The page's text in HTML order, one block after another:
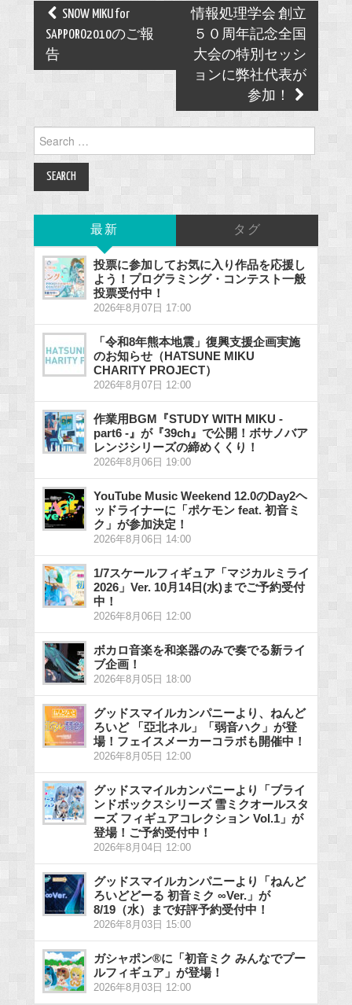
Post
navigation
SNOW MIKU for
SAPPORO2010のご報
告
情報処理学会 創立
５０周年記念全国
大会の特別セッシ
ョンに弊社代表が
参加！
Search
for:
最新 タグ
投票に参加してお気に入り作品を応援し
よう！プログラミング・コンテスト一般
投票受付中！
2026年8月07日 17:00
「令和8年熊本地震」復興支援企画実施
のお知らせ（HATSUNE MIKU
CHARITY PROJECT）
2026年8月07日 12:00
作業用BGM『STUDY WITH MIKU -
part6 -』が『39ch』で公開！ボサノバア
レンジシリーズの締めくくり！
2026年8月06日 19:00
YouTube Music Weekend 12.0のDay2ヘ
ッドライナーに「ポケモン feat. 初音ミ
ク」が参加決定！
2026年8月06日 14:00
1/7スケールフィギュア「マジカルミライ
2026」Ver. 10月14日(水)までご予約受付
中！
2026年8月06日 12:00
ボカロ音楽を和楽器のみで奏でる新ライ
ブ企画！
2026年8月05日 18:00
グッドスマイルカンパニーより、ねんど
ろいど 「亞北ネル」「弱音ハク」が登
場！フェイスメーカーコラボも開催中！
2026年8月05日 12:00
グッドスマイルカンパニーより「ブライ
ンドボックスシリーズ 雪ミクオールスタ
ーズ フィギュアコレクション Vol.1」が
登場！ご予約受付中！
2026年8月04日 12:00
グッドスマイルカンパニーより「ねんど
ろいどどーる 初音ミク ∞Ver.」が
8/19（水）まで好評予約受付中！
2026年8月03日 15:00
ガシャポン®に「初音ミク みんなでプー
ルフィギュア」が登場！
2026年8月03日 12:00